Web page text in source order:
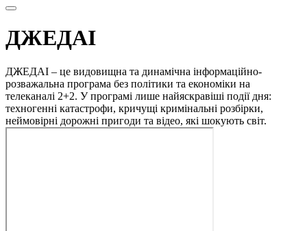
ДЖЕДАІ
ДЖЕДАІ – це видовищна та динамічна інформаційно-
розважальна програма без політики та економіки на
телеканалі 2+2. У програмі лише найяскравіші події дня:
техногенні катастрофи, кричущі кримінальні розбірки,
неймовірні дорожні пригоди та відео, які шокують світ.